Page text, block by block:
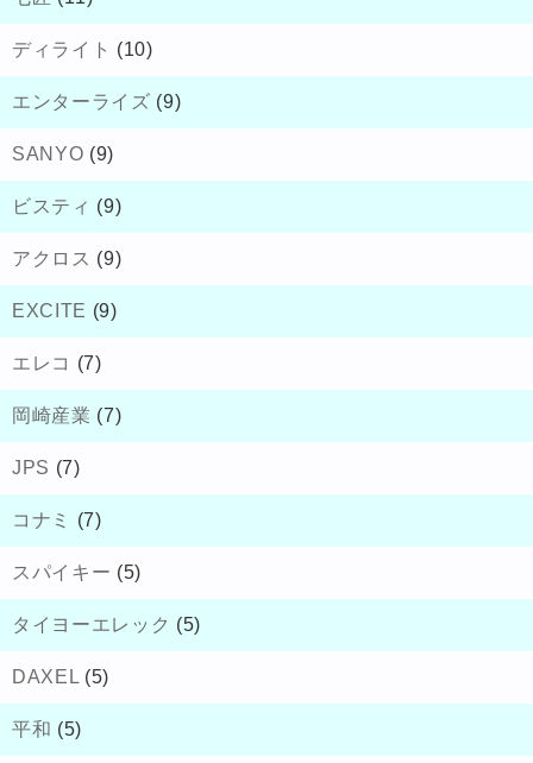
ディライト (10)
エンターライズ (9)
SANYO (9)
ビスティ (9)
アクロス (9)
EXCITE (9)
エレコ (7)
岡崎産業 (7)
JPS (7)
コナミ (7)
スパイキー (5)
タイヨーエレック (5)
DAXEL (5)
平和 (5)